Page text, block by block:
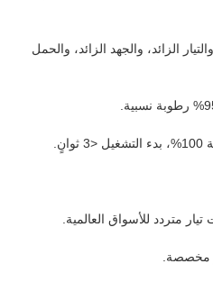
الزائد، والجهد الزائد، والحمل
مخصصة.